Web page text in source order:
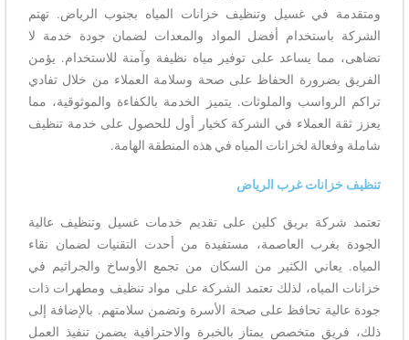
ومتقدمة في غسيل وتنظيف خزانات المياه بجنوب الرياض. تهتم
الشركة باستخدام أفضل المواد والمعدات لضمان جودة خدمة لا
تضاهى، مما يساعد على توفير مياه نظيفة وآمنة للاستخدام. يؤمن
الفريق بضرورة الحفاظ على صحة وسلامة العملاء من خلال تفادي
تراكم الرواسب والملوثات. يتميز الخدمة بالكفاءة والموثوقية، مما
يعزز ثقة العملاء في الشركة كخيار أول للحصول على خدمة تنظيف
شاملة وفعالة لخزانات المياه في هذه المنطقة الهامة.
تنظيف خزانات غرب الرياض
تعتمد شركة بريق كلين على تقديم خدمات غسيل وتنظيف عالية
الجودة بغرب العاصمة، مستفيدة من أحدث التقنيات لضمان نقاء
المياه. يعاني الكثير من السكان من تجمع الأوساخ والجراثيم في
خزانات المياه، لذلك تعتمد الشركة على مواد تنظيف ومطهرات ذات
جودة عالية تحافظ على صحة الأسرة وتضمن سلامتهم. بالإضافة إلى
ذلك، فريق متخصص يمتاز بالخبرة والاحترافية يضمن تنفيذ العمل